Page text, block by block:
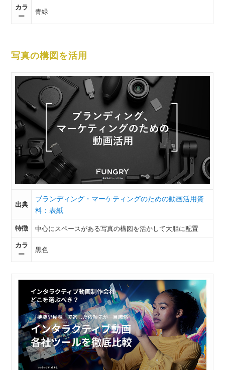
カラ
ー
青緑
写真の構図を活用
出典
ブランディング・マーケティングのための動画活用資
料：表紙
特徴
中心にスペースがある写真の構図を活かして大胆に配置
カラ
ー
黒色